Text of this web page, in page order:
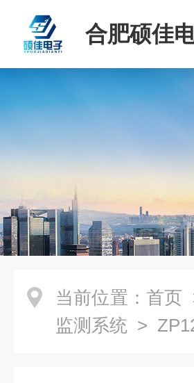
合肥硕佳
当前位置： 首页
监测系统 >